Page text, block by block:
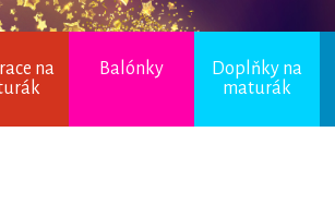
na
Balónky
Doplňky na
maturák